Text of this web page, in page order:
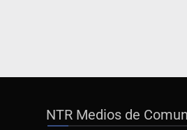
NTR Medios de